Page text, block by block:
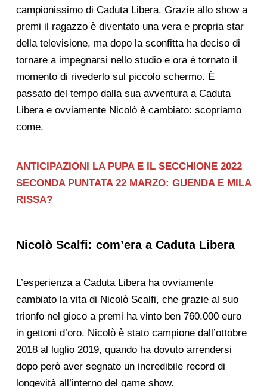
campionissimo di Caduta Libera. Grazie allo show a
premi il ragazzo è diventato una vera e propria star
della televisione, ma dopo la sconfitta ha deciso di
tornare a impegnarsi nello studio e ora è tornato il
momento di rivederlo sul piccolo schermo. È
passato del tempo dalla sua avventura a Caduta
Libera e ovviamente Nicolò è cambiato: scopriamo
come.
ANTICIPAZIONI LA PUPA E IL SECCHIONE 2022
SECONDA PUNTATA 22 MARZO: GUENDA E MILA
RISSA?
Nicolò Scalfi: com’era a Caduta Libera
L’esperienza a Caduta Libera ha ovviamente
cambiato la vita di Nicolò Scalfi, che grazie al suo
trionfo nel gioco a premi ha vinto ben 760.000 euro
in gettoni d’oro. Nicolò è stato campione dall’ottobre
2018 al luglio 2019, quando ha dovuto arrendersi
dopo però aver segnato un incredibile record di
longevità all’interno del game show.